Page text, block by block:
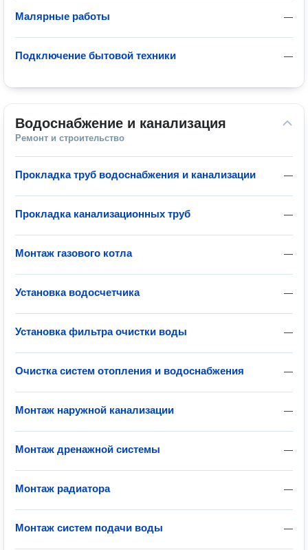
—
Малярные работы
—
Подключение бытовой техники
Водоснабжение и канализация
Ремонт и строительство
—
Прокладка труб водоснабжения и канализации
—
Прокладка канализационных труб
—
Монтаж газового котла
—
Установка водосчетчика
—
Установка фильтра очистки воды
—
Очистка систем отопления и водоснабжения
—
Монтаж наружной канализации
—
Монтаж дренажной системы
—
Монтаж радиатора
—
Монтаж систем подачи воды